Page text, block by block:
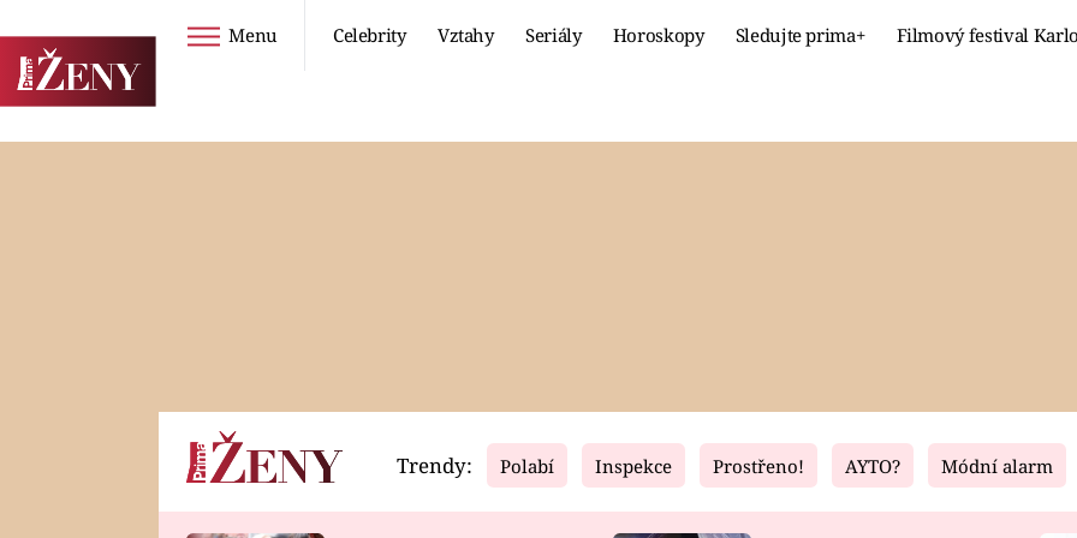
Menu Celebrity Vztahy Seriály Horoskopy Sledujte prima+ Filmový festival
Horoskopy Video Fresh Living
Trendy: Polabí Inspekce Prostřeno! AYTO? Módní alarm